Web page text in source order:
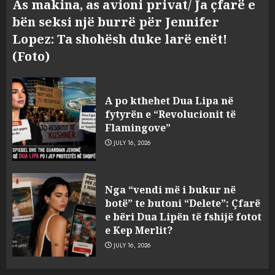
As makina, as avioni privat/ Ja çfarë e
bën seksi një burrë për Jennifer
Lopez: Ta shohësh duke larë enët!
(Foto)
A po kthehet Dua Lipa në
fytyrën e “Revolucionit të
Flamingove”
JULY 16, 2026
Nga “vendi më i bukur në
botë” te butoni “Delete”: Çfarë
e bëri Dua Lipën të fshijë fotot
e Kep Merlit?
JULY 16, 2026
3
Eglind Mançja punonte tek
Kredo.al, vuri në Linkedin
foto të një personi tjetër
AUGUST 7, 2026